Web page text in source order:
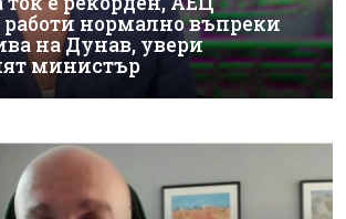
работи нормално въпреки
на Дунав, увери
министър